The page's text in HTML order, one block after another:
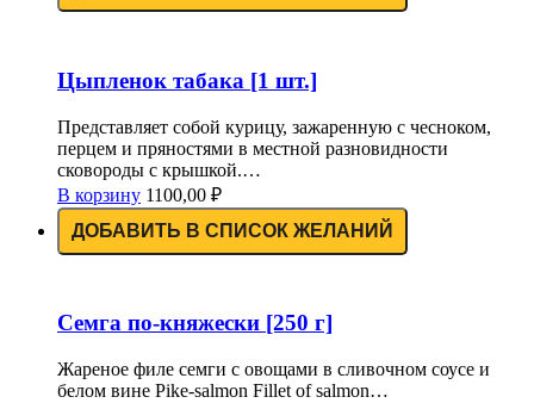
Цыпленок табака [1 шт.]
Представляет собой курицу, зажаренную с чесноком,
перцем и пряностями в местной разновидности
сковороды с крышкой.…
В корзину 1100,00 ₽
ДОБАВИТЬ В СПИСОК ЖЕЛАНИЙ
Семга по-княжески [250 г]
Жареное филе семги с овощами в сливочном соусе и
белом вине Pike-salmon Fillet of salmon…